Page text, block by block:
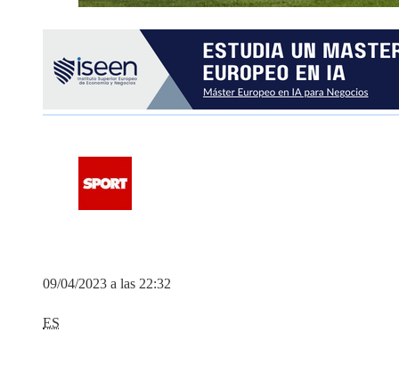
09/04/2023 a las 22:32
ES